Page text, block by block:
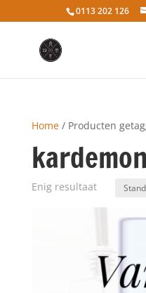
0113 202 126
Home/ Producten
kardemon
Enig resultaat